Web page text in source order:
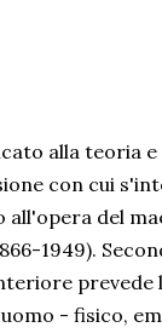
alla teoria
con cui
del
1949).
prevede
- fisico,